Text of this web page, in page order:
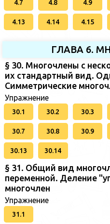
4.7 4.8 4.9
4.13 4.14 4.15
ГЛАВА 6.
§ 30. Многочлены с
их стандартный вид.
Симметрические
Упражнение
30.1 30.2 30.3
30.7 30.8 30.9
30.13 30.14
§ 31. Общий вид
переменной. Деление
многочлен
Упражнение
31.1